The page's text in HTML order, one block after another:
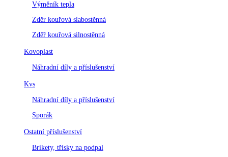
Výměník tepla
Zděr kouřová slabostěnná
Zděř kouřová silnostěnná
Kovoplast
Náhradní díly a příslušenství
Kvs
Náhradní díly a příslušenství
Sporák
Ostatní příslušenství
Brikety, třísky na podpal